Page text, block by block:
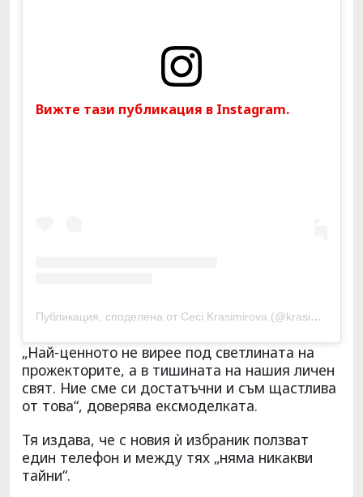
Вижте тази публикация в Instagram.
Публикация, споделена от Ceci Krasimirova (@krasimirovaceci)
„Най-ценното не вирее под светлината на
прожекторите, а в тишината на нашия личен
свят. Ние сме си достатъчни и съм щастлива
от това“, доверява ексмоделката.
Тя издава, че с новия ѝ избраник ползват
един телефон и между тях „няма никакви
тайни“.